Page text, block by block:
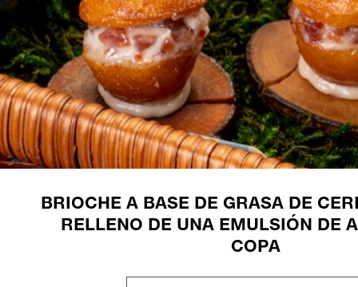
BRIOCHE A BASE DE GRASA DE
RELLENO DE UNA EMULSIÓN DE
COPA